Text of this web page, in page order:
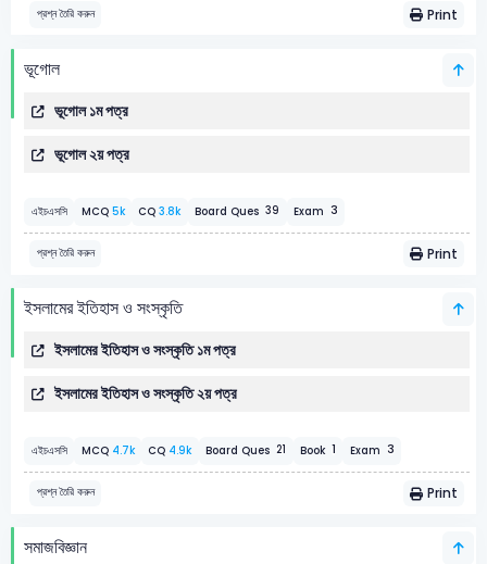
প্রশ্ন তৈরি করুন Print
ভূগোল
ভূগোল ১ম পত্র
ভূগোল ২য় পত্র
এইচএসসি MCQ 5k CQ3.8k Board Ques 39 Exam 3
প্রশ্ন তৈরি করুন Print
ইসলামের ইতিহাস ও সংস্কৃতি
ইসলামের ইতিহাস ও সংস্কৃতি ১ম পত্র
ইসলামের ইতিহাস ও সংস্কৃতি ২য় পত্র
এইচএসসি MCQ 4.7k CQ 4.9k Board Ques 21 Book 1 Exam 3
প্রশ্ন তৈরি করুন Print
সমাজবিজ্ঞান